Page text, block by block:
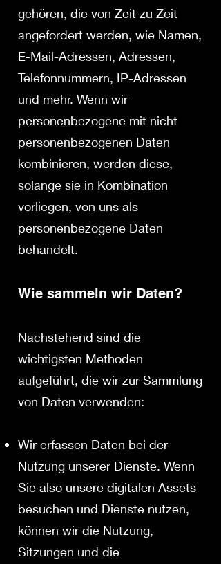
gehören, die von Zeit zu Zeit
angefordert werden, wie Namen,
E-Mail-Adressen, Adressen,
Telefonnummern, IP-Adressen
und mehr. Wenn wir
personenbezogene mit nicht
personenbezogenen Daten
kombinieren, werden diese,
solange sie in Kombination
vorliegen, von uns als
personenbezogene Daten
behandelt.
Wie sammeln wir Daten?
Nachstehend sind die
wichtigsten Methoden
aufgeführt, die wir zur Sammlung
von Daten verwenden:
Wir erfassen Daten bei der
Nutzung unserer Dienste. Wenn
Sie also unsere digitalen Assets
besuchen und Dienste nutzen,
können wir die Nutzung,
Sitzungen und die